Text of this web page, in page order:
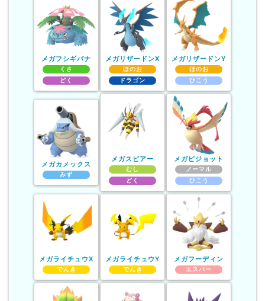
メガフシギバナ
くさ
どく
メガリザードンX
ほのお
ドラゴン
メガリザードンY
ほのお
ひこう
メガカメックス
みず
メガスピアー
むし
どく
メガピジョット
ノーマル
ひこう
メガライチュウX
でんき
メガライチュウY
でんき
メガフーディン
エスパー